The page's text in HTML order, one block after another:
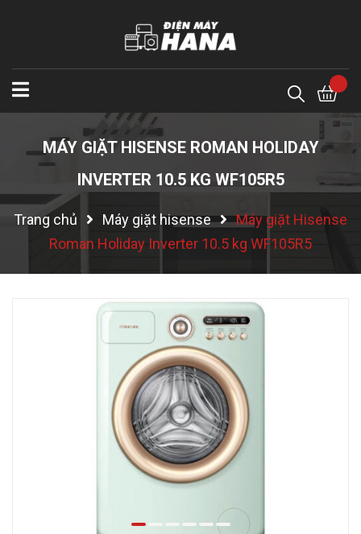
MÁY GIẶT HISENSE ROMAN HOLIDAY
INVERTER 10.5 KG WF105R5
Trang chủ Máy giặt hisense
Máy giặt Hisense
Roman Holiday Inverter 10.5 kg WF105R5